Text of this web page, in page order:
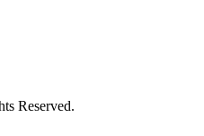
Reserved.